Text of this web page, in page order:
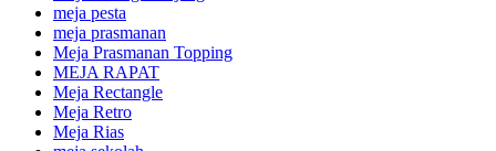
meja pesta
meja prasmanan
Meja Prasmanan Topping
MEJA RAPAT
Meja Rectangle
Meja Retro
Meja Rias